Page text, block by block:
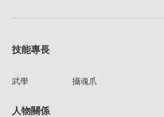
技能專長
武學 攝魂爪
人物關係